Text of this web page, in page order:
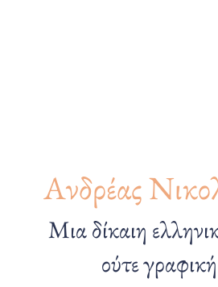
Ανδρέας
Μια δίκαιη
ούτε